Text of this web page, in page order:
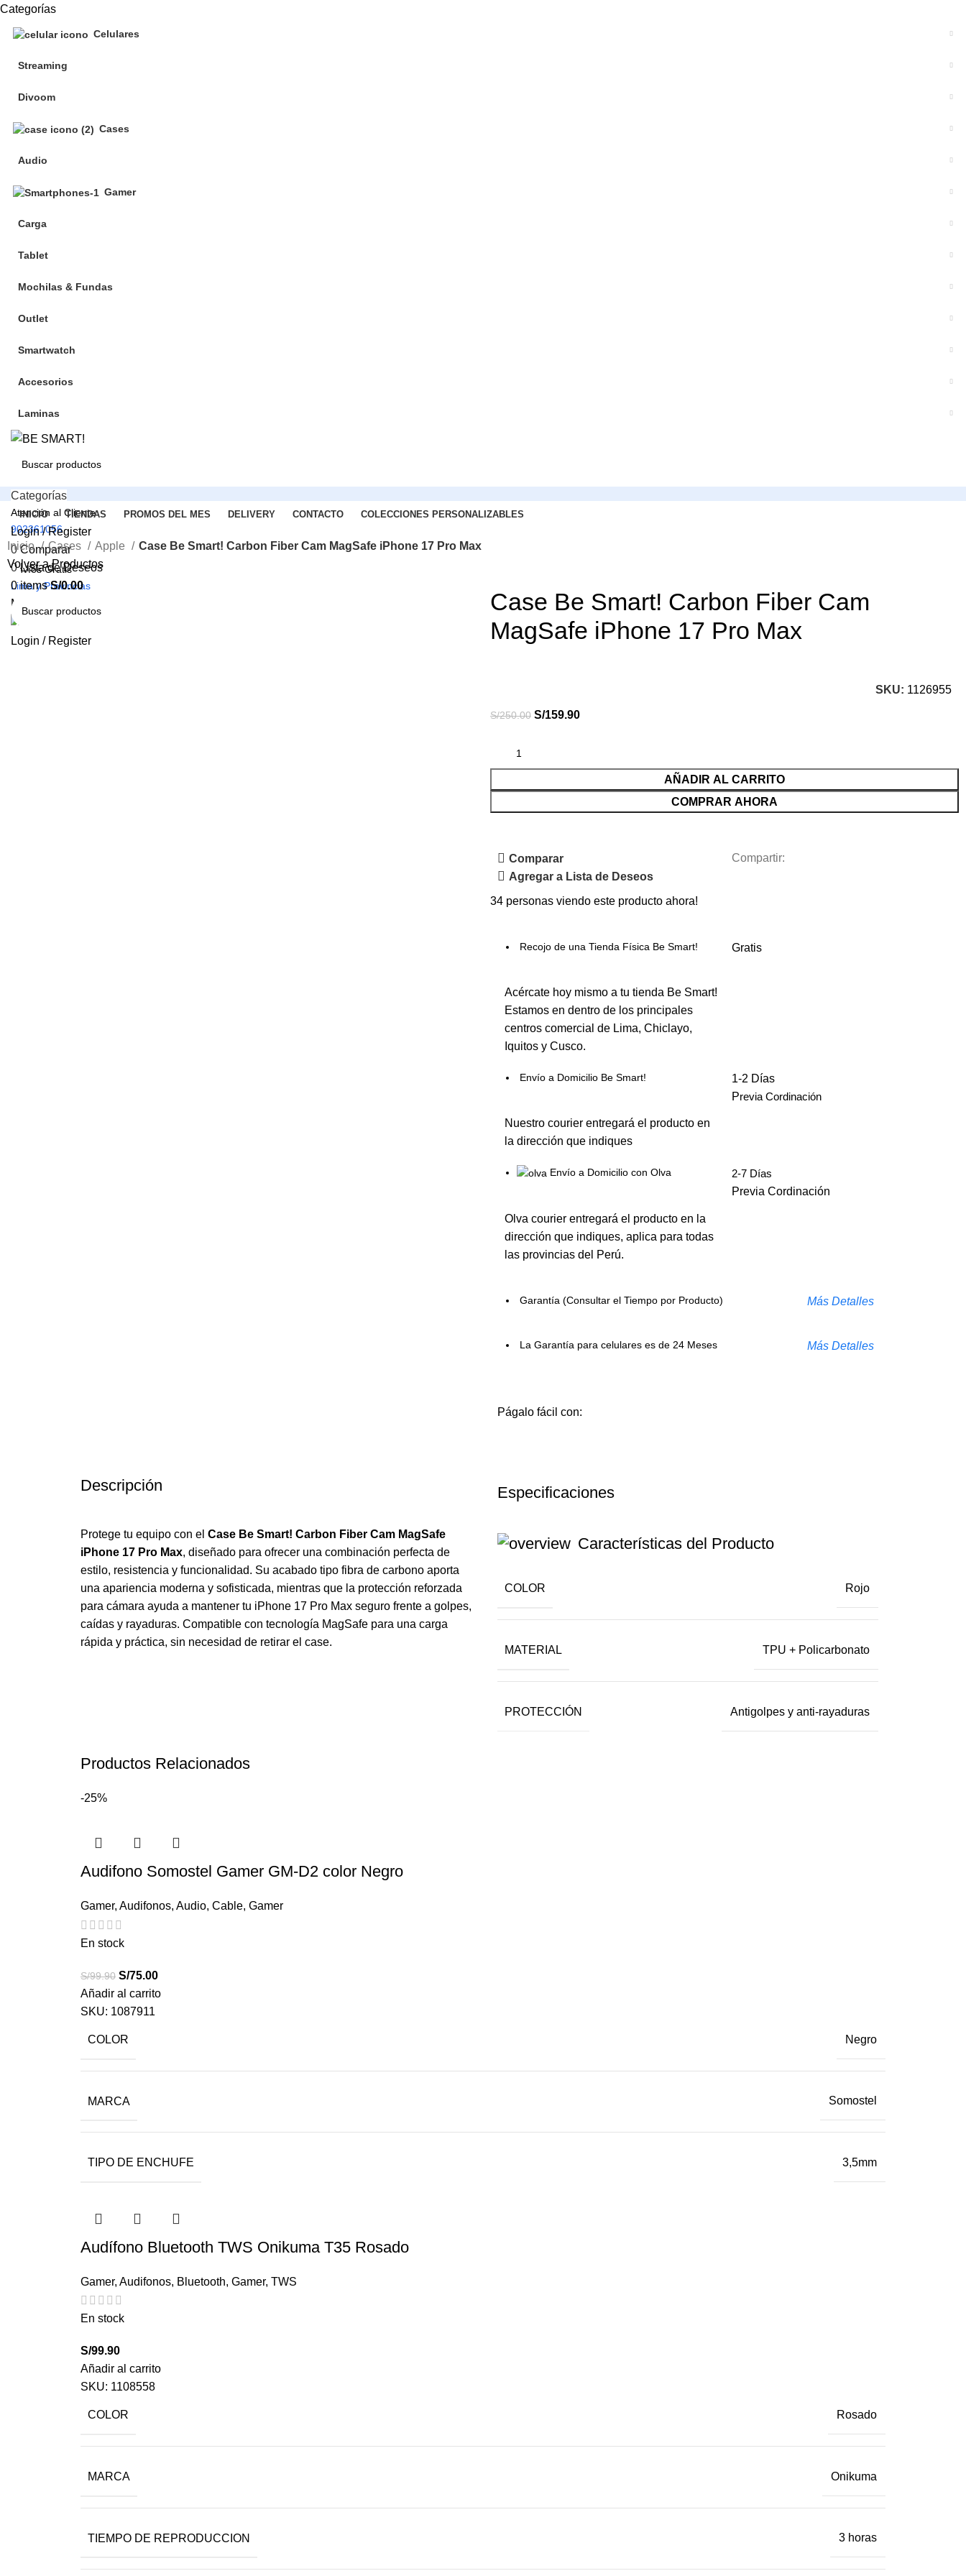
Categorías
Celulares
Streaming
Divoom
Cases
Audio
Gamer
Carga
Tablet
Mochilas & Fundas
Outlet
Smartwatch
Accesorios
Laminas
Atención al Cliente
902361056
Envíos Gratis
Lima y Provincias
Menu
Login / Register
Categorías
INICIO TIENDAS PROMOS DEL MES DELIVERY CONTACTO COLECCIONES PERSONALIZABLES
Login / Register
0 Comparar
0Lista de Deseos
0items S/0.00
Inicio Cases Apple
Case Be Smart! Carbon Fiber Cam MagSafe iPhone 17 Pro Max
Volver a Productos
Case Be Smart! Carbon Fiber Cam
MagSafe iPhone 17 Pro Max
SKU: 1126955
S/250.00 S/159.90
AÑADIR AL CARRITO
COMPRAR AHORA
Comparar
Agregar a Lista de Deseos
Compartir:
34 personas viendo este producto ahora!
Recojo de una Tienda Física Be Smart!
Acércate hoy mismo a tu tienda Be Smart!
Estamos en dentro de los principales
centros comercial de Lima, Chiclayo,
Iquitos y Cusco.
Gratis
Envío a Domicilio Be Smart!
Nuestro courier entregará el producto en
la dirección que indiques
1-2 Días
Previa Cordinación
Envío a Domicilio con Olva
Olva courier entregará el producto en la
dirección que indiques, aplica para todas
las provincias del Perú.
2-7 Días
Previa Cordinación
Garantía (Consultar el Tiempo por Producto) Más Detalles
La Garantía para celulares es de 24 Meses Más Detalles
Págalo fácil con:
Descripción
Protege tu equipo con el Case Be Smart! Carbon Fiber Cam MagSafe
iPhone 17 Pro Max, diseñado para ofrecer una combinación perfecta de
estilo, resistencia y funcionalidad. Su acabado tipo fibra de carbono aporta
una apariencia moderna y sofisticada, mientras que la protección reforzada
para cámara ayuda a mantener tu iPhone 17 Pro Max seguro frente a golpes,
caídas y rayaduras. Compatible con tecnología MagSafe para una carga
rápida y práctica, sin necesidad de retirar el case.
Especificaciones
Características del Producto
COLOR Rojo
MATERIAL TPU + Policarbonato
PROTECCIÓN Antigolpes y anti-rayaduras
Productos Relacionados
-25%
Audifono Somostel Gamer GM-D2 color Negro
Gamer, Audifonos, Audio, Cable, Gamer
En stock
S/99.90 S/75.00
Añadir al carrito
SKU: 1087911
COLOR Negro
MARCA Somostel
TIPO DE ENCHUFE 3,5mm
Audífono Bluetooth TWS Onikuma T35 Rosado
Gamer, Audifonos, Bluetooth, Gamer, TWS
En stock
S/99.90
Añadir al carrito
SKU: 1108558
COLOR Rosado
MARCA Onikuma
TIEMPO DE REPRODUCCION 3 horas